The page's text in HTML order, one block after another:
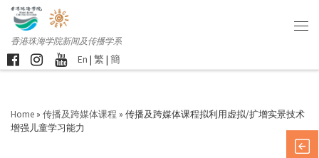
香港珠海学院新闻及传播学系
En | 繁 | 簡
Home » 传播及跨媒体课程 » 传播及跨媒体课程拟利用虚拟/扩增实景技术
增强儿童学习能力